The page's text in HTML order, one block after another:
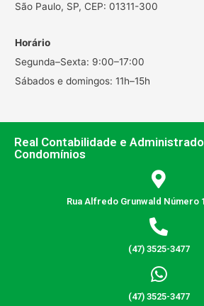
São Paulo, SP, CEP: 01311-300
Horário
Segunda–Sexta: 9:00–17:00
Sábados e domingos: 11h–15h
Real Contabilidade e
Condomínios
Rua Alfredo Grunwald Número
(47) 3525-3477
(47) 3525-3477